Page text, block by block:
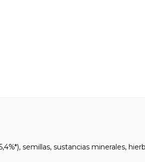
semillas, sustancias minerales,